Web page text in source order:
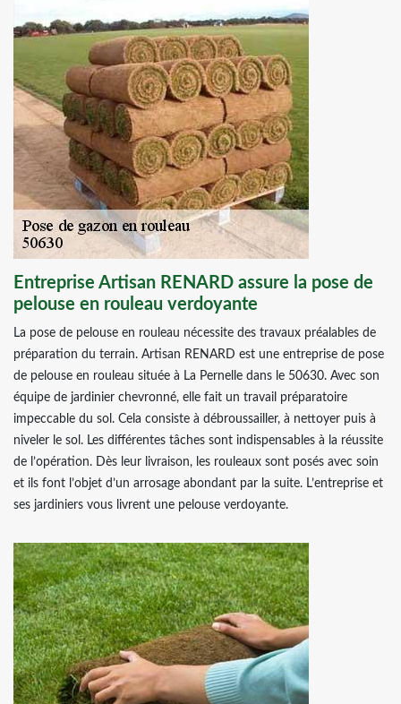
Entreprise Artisan RENARD assure la pose de
pelouse en rouleau verdoyante
La pose de pelouse en rouleau nécessite des travaux préalables de
préparation du terrain. Artisan RENARD est une entreprise de pose
de pelouse en rouleau située à La Pernelle dans le 50630. Avec son
équipe de jardinier chevronné, elle fait un travail préparatoire
impeccable du sol. Cela consiste à débroussailler, à nettoyer puis à
niveler le sol. Les différentes tâches sont indispensables à la réussite
de l’opération. Dès leur livraison, les rouleaux sont posés avec soin
et ils font l’objet d’un arrosage abondant par la suite. L’entreprise et
ses jardiniers vous livrent une pelouse verdoyante.